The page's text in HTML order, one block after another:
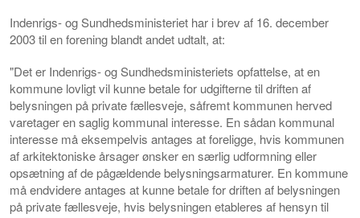
Indenrigs- og Sundhedsministeriet har i brev af 16. december
2003 til en forening blandt andet udtalt, at:
"Det er Indenrigs- og Sundhedsministeriets opfattelse, at en
kommune lovligt vil kunne betale for udgifterne til driften af
belysningen på private fællesveje, såfremt kommunen herved
varetager en saglig kommunal interesse. En sådan kommunal
interesse må eksempelvis antages at foreligge, hvis kommunen
af arkitektoniske årsager ønsker en særlig udformning eller
opsætning af de pågældende belysningsarmaturer. En kommune
må endvidere antages at kunne betale for driften af belysningen
på private fællesveje, hvis belysningen etableres af hensyn til